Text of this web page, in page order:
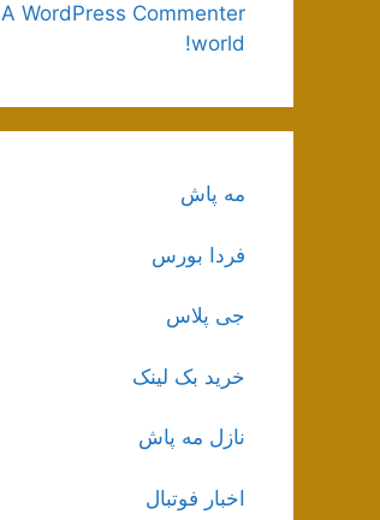
A WordPress Commenter
world!
مه پاش
فردا بورس
جی پلاس
خرید بک لینک
نازل مه پاش
اخبار فوتبال